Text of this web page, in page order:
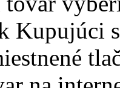
Kupujúci